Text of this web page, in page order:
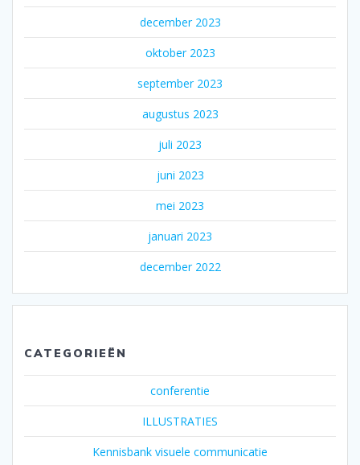
december 2023
oktober 2023
september 2023
augustus 2023
juli 2023
juni 2023
mei 2023
januari 2023
december 2022
CATEGORIEËN
conferentie
ILLUSTRATIES
Kennisbank visuele communicatie